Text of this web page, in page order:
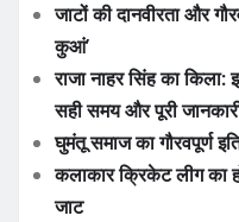
जाटों की दानवीरता और
कुआं’
राजा नाहर सिंह का
सही समय और पूरी
घुमंतू समाज का गौरवपूर्ण
कलाकार क्रिकेट लीग का
जाट